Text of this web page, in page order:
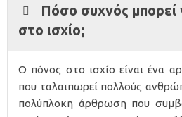
Πόσο συχνός μπορεί
στο ισχίο;
Ο πόνος στο ισχίο είναι ένα
που ταλαιπωρεί πολλούς
πολύπλοκη άρθρωση που